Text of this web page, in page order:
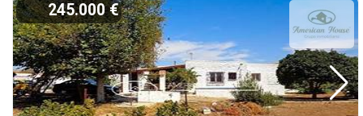
245.000 €